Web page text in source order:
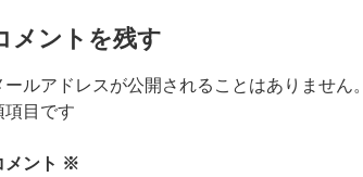
メントを残す
ールアドレスが公開されることはありません。
項目です
メント ※